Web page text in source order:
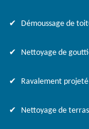
Démoussage de
Nettoyage de
Ravalement
Nettoyage de